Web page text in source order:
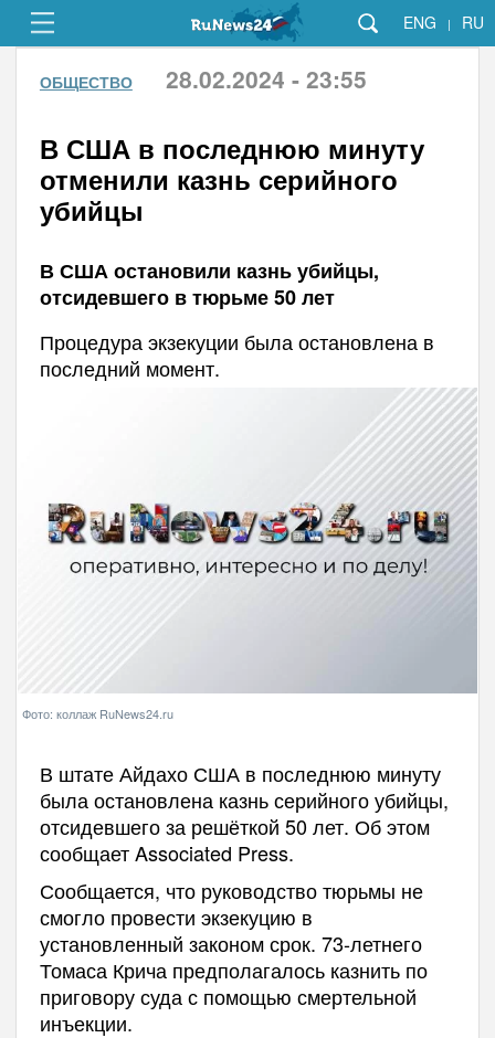
ENG | RU
ОБЩЕСТВО 28.02.2024 - 23:55
В США в последнюю минуту
отменили казнь серийного
убийцы
В США остановили казнь убийцы,
отсидевшего в тюрьме 50 лет
Процедура экзекуции была остановлена в
последний момент.
Фото: коллаж RuNews24.ru
В штате Айдахо США в последнюю минуту
была остановлена казнь серийного убийцы,
отсидевшего за решёткой 50 лет. Об этом
сообщает Associated Press.
Сообщается, что руководство тюрьмы не
смогло провести экзекуцию в
установленный законом срок. 73-летнего
Томаса Крича предполагалось казнить по
приговору суда с помощью смертельной
инъекции.